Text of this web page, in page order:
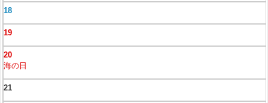
18
19
20
海の日
21